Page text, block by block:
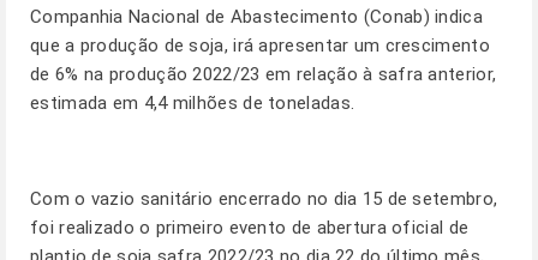
Companhia Nacional de Abastecimento (Conab) indica
que a produção de soja, irá apresentar um crescimento
de 6% na produção 2022/23 em relação à safra anterior,
estimada em 4,4 milhões de toneladas.
Com o vazio sanitário encerrado no dia 15 de setembro,
foi realizado o primeiro evento de abertura oficial de